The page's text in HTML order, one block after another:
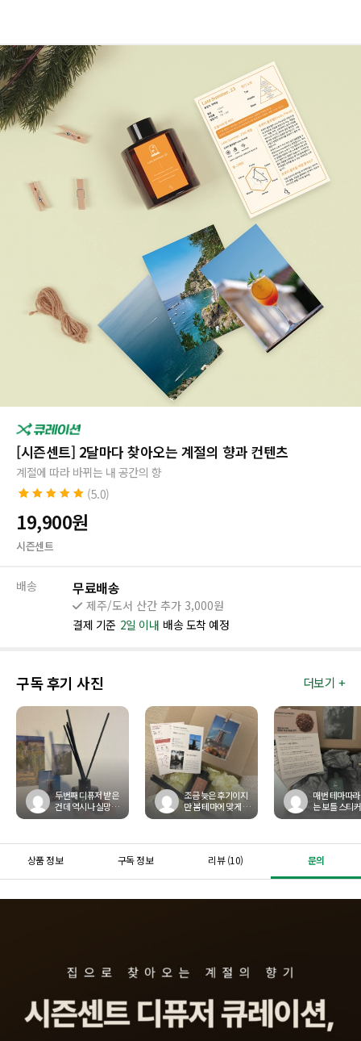
[시즌센트] 2달마다 찾아오는 계절의 향과 컨텐츠
계절에 따라 바뀌는 내 공간의 향
5.0
평가를 기준으
로 5점 만점에
점으로 평가됨
(5.0)
19,900원
시즌센트
배송 무료배송
제주/도서 산간 추가 3,000원
결제 기준 2일 이내 배송 도착 예정
구독 후기 사진 더보기 +
두번째 디퓨저 받은
건데 역시나 실망시
키지 않는 디퓨저..
조금 늦은 후기이지
만 봄 테마에 맞게 노
랑노랑 페이퍼에 풍
매번 테마따
는 보틀 스티
무 귀엽고 이
상품 정보 구독 정보 리뷰 (10) 문의